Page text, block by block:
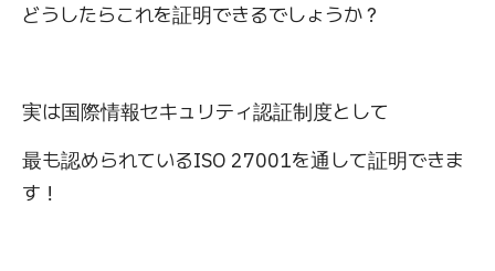
どうしたらこれを証明できるでしょうか？
実は国際情報セキュリティ認証制度として
最も認められているISO 27001を通して証明できま
す！